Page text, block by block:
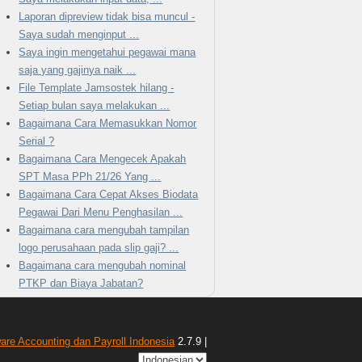
Laporan dipreview tidak bisa muncul -
Saya sudah menginput ...
Saya ingin mengetahui pegawai mana
saja yang gajinya naik ...
File Template Jamsostek hilang -
Setiap bulan saya melakukan ...
Bagaimana Cara Memasukkan Nomor
Serial ?
Bagaimana Cara Mengecek Apakah
SPT Masa PPh 21/26 Yang ...
Bagaimana Cara Cepat Akses Biodata
Pegawai Dari Menu Penghasilan ...
Bagaimana cara mengubah tampilan
logo perusahaan pada slip gaji? ...
Bagaimana cara mengubah nominal
PTKP dan Biaya Jabatan?
Accounting dan Payroll Indonesia 2.7.9 |